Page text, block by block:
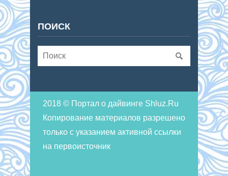
ПОИСК
2018 © Портал о дайвинге Shluz.Ru
Копирование материалов разрешено
только с указанием активной ссылки
на первоисточник